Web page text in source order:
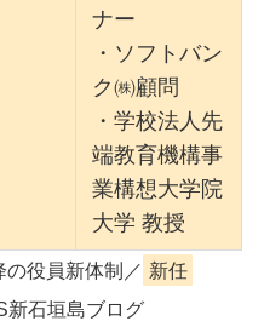
ナー
・ソフトバン
ク㈱顧問
・学校法人先
端教育機構事
業構想大学院
大学 教授
役員新体制／ 新任
新石垣島ブログ